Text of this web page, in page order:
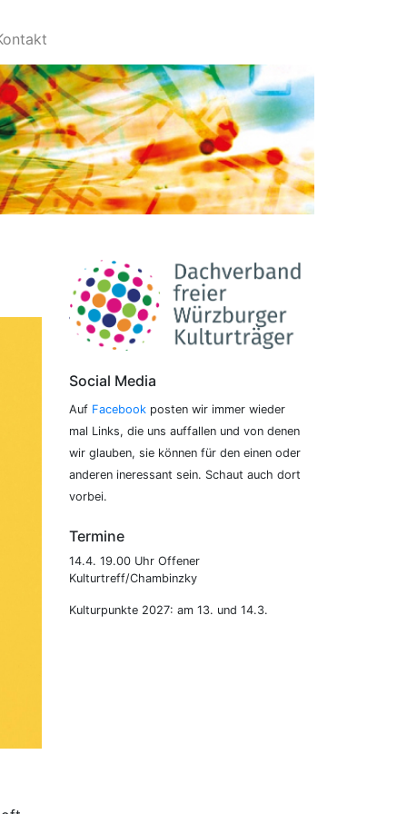
Social Media
Auf Facebook posten wir immer wieder
mal Links, die uns auffallen und von denen
wir glauben, sie können für den einen oder
anderen ineressant sein. Schaut auch dort
vorbei.
Termine
14.4. 19.00 Uhr Offener
Kulturtreff/Chambinzky
Kulturpunkte 2027: am 13. und 14.3.